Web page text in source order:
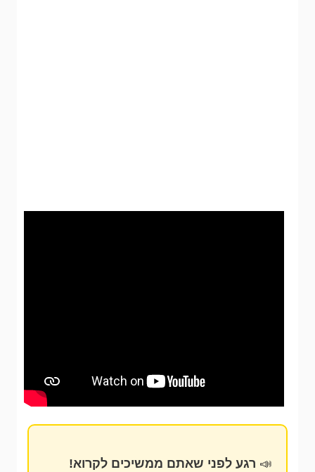
📣 רגע לפני שאתם ממשיכים לקרוא!